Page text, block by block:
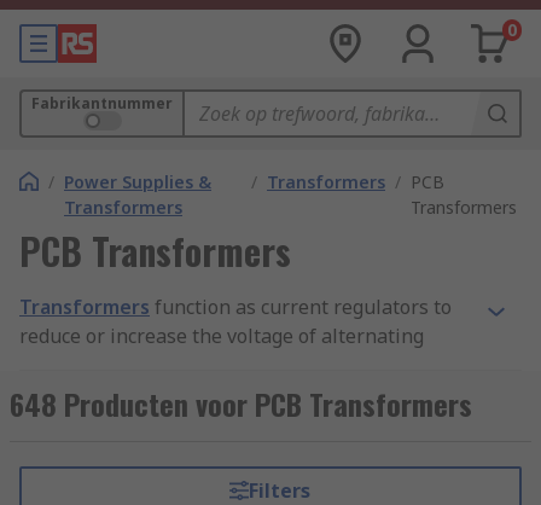
0
Fabrikantnummer
/ Power Supplies &
Transformers
/ Transformers / PCB
Transformers
PCB Transformers
Transformers function as current regulators to
reduce or increase the voltage of alternating
circuit board) transformers are designed to work
with printed circuit boards, which offer a compact
648 Producten voor PCB Transformers
Filters